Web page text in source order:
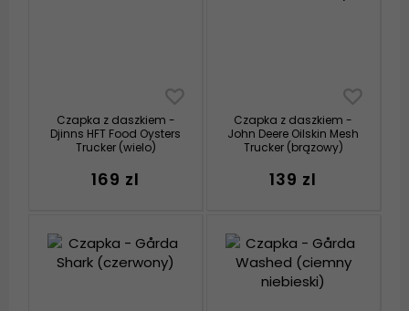
Czapka z daszkiem -
Djinns HFT Food Oysters
Trucker (wielo)
169 zl
Czapka z daszkiem -
John Deere Oilskin Mesh
Trucker (brązowy)
139 zl